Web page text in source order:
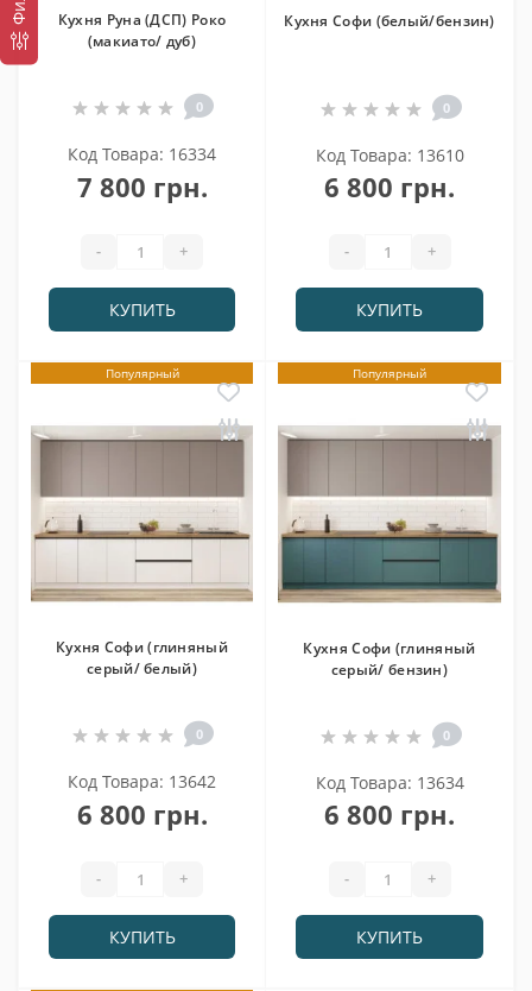
Кухня Руна (ДСП) Роко
(макиато/ дуб)
0
Код Товара: 16334
7 800 грн.
- +
КУПИТЬ
Кухня Софи (белый/бензин)
0
Код Товара: 13610
6 800 грн.
- +
КУПИТЬ
Популярный
Кухня Софи (глиняный
серый/ белый)
0
Код Товара: 13642
6 800 грн.
- +
КУПИТЬ
Популярный
Кухня Софи (глиняный
серый/ бензин)
0
Код Товара: 13634
6 800 грн.
- +
КУПИТЬ